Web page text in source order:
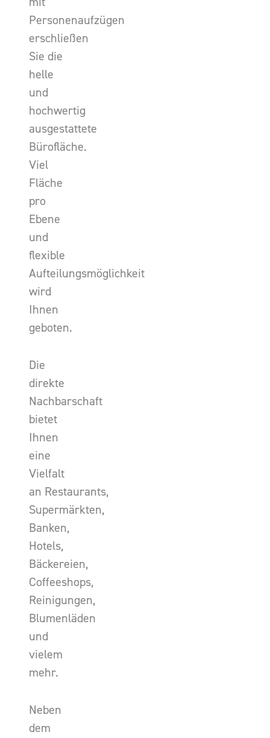
Personenaufzügen
erschließen
Sie die
helle
und
hochwertig
ausgestattete
Bürofläche.
Viel
Fläche
pro
Ebene
und
flexible
Aufteilungsmöglichkeit
wird
Ihnen
geboten.
Die
direkte
Nachbarschaft
bietet
Ihnen
eine
Vielfalt
an Restaurants,
Supermärkten,
Banken,
Hotels,
Bäckereien,
Coffeeshops,
Reinigungen,
Blumenläden
und
vielem
mehr.
Neben
dem